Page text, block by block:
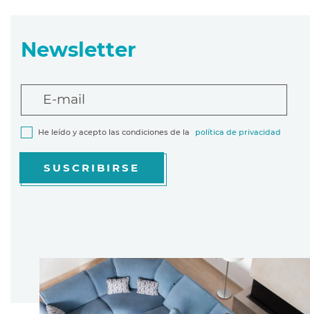
Newsletter
E-mail
He leído y acepto las condiciones de la política de privacidad
SUSCRIBIRSE